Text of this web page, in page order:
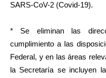
SARS-CoV-2 (Covid-19).
* Se eliminan las
cumplimiento a las
Federal, y en las áreas
la Secretaría se incluyen